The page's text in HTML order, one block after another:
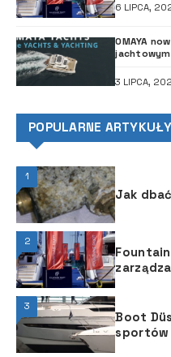
6 LIPCA,
OMAYA
jachtowym
3 LIPCA,
POPULARNE ARTYKUŁY
1
Jak
2
3
Boot
sportów